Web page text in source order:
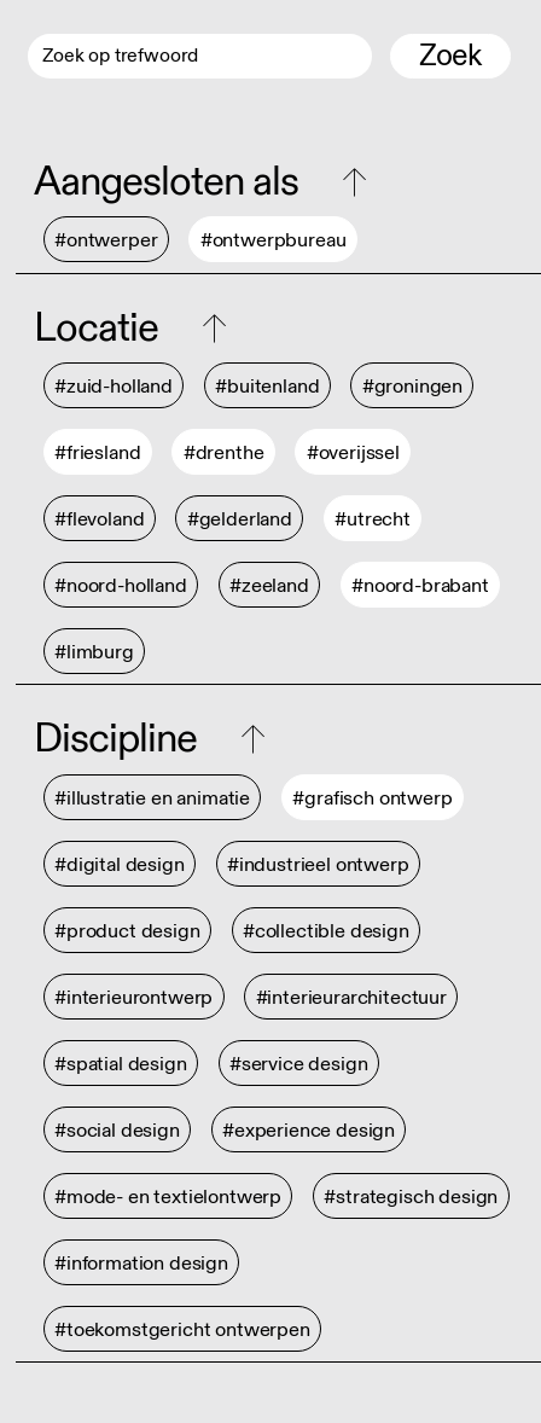
Zoek
Aangesloten als
#ontwerper #ontwerpbureau
Locatie
#zuid-holland #buitenland #groningen
#friesland #drenthe #overijssel
#flevoland #gelderland #utrecht
#noord-holland #zeeland #noord-brabant
#limburg
Discipline
#illustratie en animatie #grafisch ontwerp
#digital design #industrieel ontwerp
#product design #collectible design
#interieurontwerp #interieurarchitectuur
#spatial design #service design
#social design #experience design
#mode- en textielontwerp #strategisch design
#information design
#toekomstgericht ontwerpen